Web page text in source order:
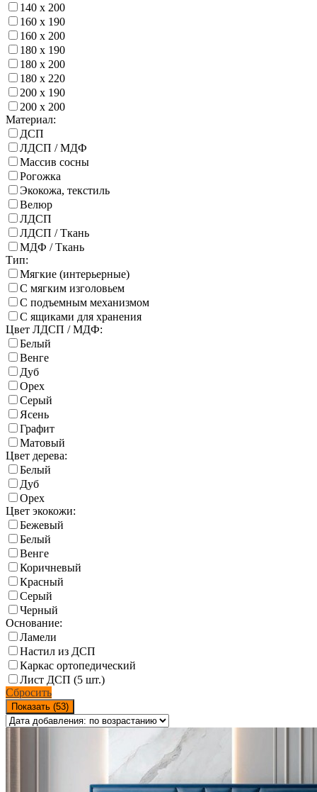
140 х 200
160 х 190
160 х 200
180 х 190
180 х 200
180 х 220
200 х 190
200 х 200
Материал:
ДСП
ЛДСП / МДФ
Массив сосны
Рогожка
Экокожа, текстиль
Велюр
ЛДСП
ЛДСП / Ткань
МДФ / Ткань
Тип:
Мягкие (интерьерные)
С мягким изголовьем
С подъемным механизмом
С ящиками для хранения
Цвет ЛДСП / МДФ:
Белый
Венге
Дуб
Орех
Серый
Ясень
Графит
Матовый
Цвет дерева:
Белый
Дуб
Орех
Цвет экокожи:
Бежевый
Белый
Венге
Коричневый
Красный
Серый
Черный
Основание:
Ламели
Настил из ДСП
Каркас ортопедический
Лист ДСП (5 шт.)
Сбросить
Показать (53)